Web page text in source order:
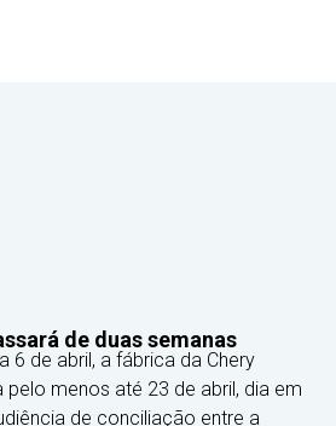
de duas semanas
6 de abril, a fábrica da Chery
menos até 23 de abril, dia em
de conciliação entre a